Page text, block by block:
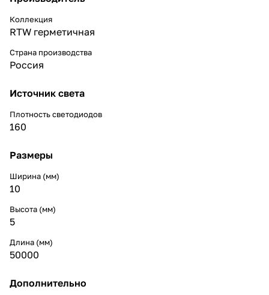
Коллекция
RTW герметичная
Страна производства
Россия
Источник света
Плотность светодиодов
160
Размеры
Ширина (мм)
10
Высота (мм)
5
Длина (мм)
50000
Дополнительно